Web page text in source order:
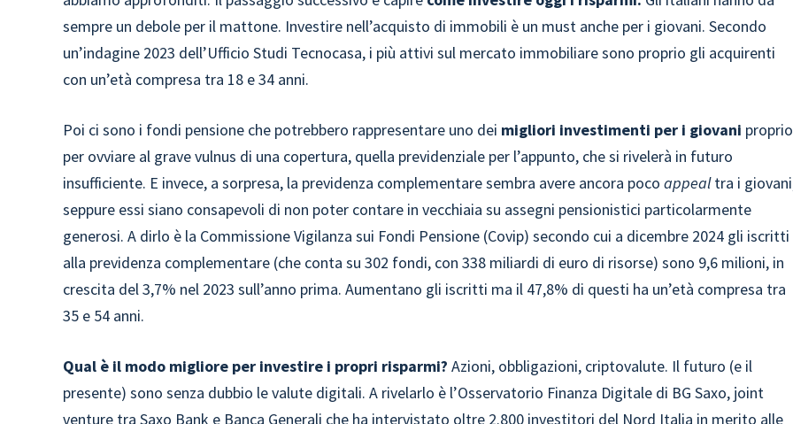
sempre un debole per il mattone. Investire nell’acquisto di immobili è un must anche per i giovani. Secondo
un’indagine 2023 dell’Ufficio Studi Tecnocasa, i più attivi sul mercato immobiliare sono proprio gli acquirenti
con un’età compresa tra 18 e 34 anni.
Poi ci sono i fondi pensione che potrebbero rappresentare uno dei migliori investimenti per i giovani proprio
per ovviare al grave vulnus di una copertura, quella previdenziale per l’appunto, che si rivelerà in futuro
insufficiente. E invece, a sorpresa, la previdenza complementare sembra avere ancora pocoappealtra i
seppure essi siano consapevoli di non poter contare in vecchiaia su assegni pensionistici particolarmente
generosi. A dirlo è la Commissione Vigilanza sui Fondi Pensione (Covip) secondo cui a dicembre 2024 gli iscritti
alla previdenza complementare (che conta su 302 fondi, con 338 miliardi di euro di risorse) sono 9,6 milioni, in
crescita del 3,7% nel 2023 sull’anno prima. Aumentano gli iscritti ma il 47,8% di questi ha un’età compresa tra
35 e 54 anni.
Qual è il modo migliore per investire i propri risparmi? Azioni, obbligazioni, criptovalute. Il futuro (e il
presente) sono senza dubbio le valute digitali. A rivelarlo è l’Osservatorio Finanza Digitale di BG Saxo, joint
venture tra Saxo Bank e Banca Generali che ha intervistato oltre 2.800 investitori del Nord Italia in merito alle